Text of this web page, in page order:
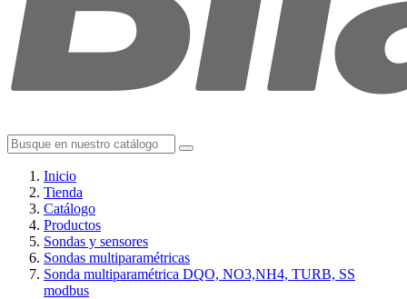
Inicio
Tienda
Catálogo
Productos
Sondas y sensores
Sondas multiparamétricas
Sonda multiparamétrica DQO, NO3,NH4, TURB, SS
modbus